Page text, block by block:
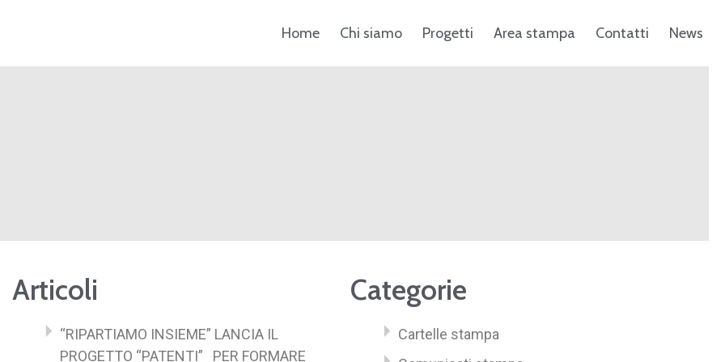
Home Chi siamo Progetti Area stampa Contatti News
Articoli
“RIPARTIAMO INSIEME” LANCIA IL
PROGETTO “PATENTI” PER FORMARE
Categorie
Cartelle stampa